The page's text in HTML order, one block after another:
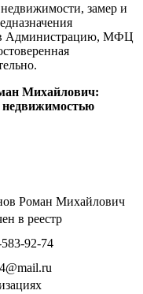
замер и
в Администрацию, МФЦ
Михайлович:
недвижимостью
Роман Михайлович
в реестр
92-74